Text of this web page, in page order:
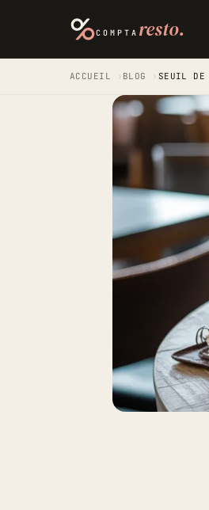
COMPTA resto.
ACCUEIL › BLOG › SEUIL DE